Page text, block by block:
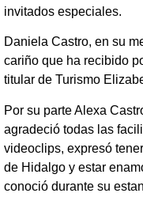
invitados especiales.
Daniela Castro, en su
cariño que ha recibido
titular de Turismo
Por su parte Alexa
agradeció todas las
videoclips, expresó
de Hidalgo y estar
conoció durante su